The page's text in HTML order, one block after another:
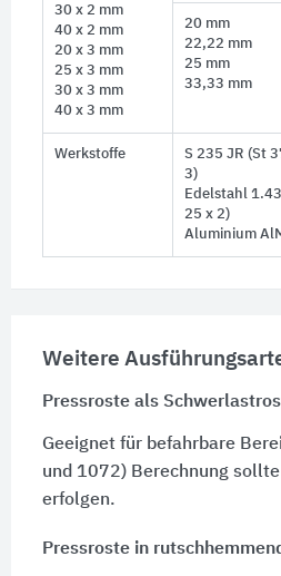
30 x 2 mm
40 x 2 mm
20 x 3 mm
25 x 3 mm
30 x 3 mm
40 x 3 mm
20 mm
22,22 mm
25 mm
33,33 mm
Werkstoffe
S 235 JR (St
3)
Edelstahl
25 x 2)
Aluminium
Weitere
Pressroste als
Geeignet für befahrbare
und 1072) Berechnung
erfolgen.
Pressroste in